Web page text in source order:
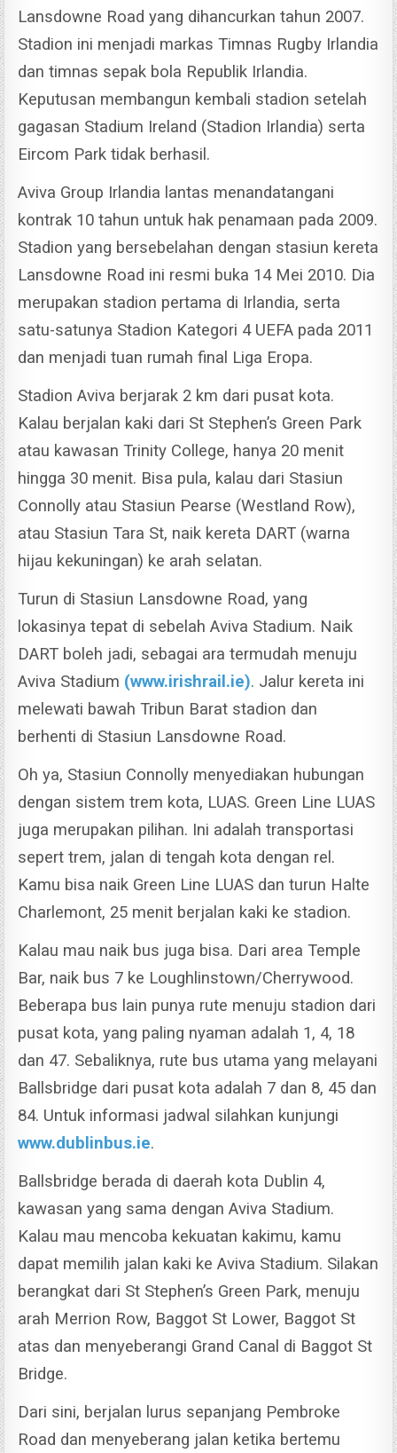
Lansdowne Road yang dihancurkan tahun 2007.
Stadion ini menjadi markas Timnas Rugby Irlandia
dan timnas sepak bola Republik Irlandia.
Keputusan membangun kembali stadion setelah
gagasan Stadium Ireland (Stadion Irlandia) serta
Eircom Park tidak berhasil.
Aviva Group Irlandia lantas menandatangani
kontrak 10 tahun untuk hak penamaan pada 2009.
Stadion yang bersebelahan dengan stasiun kereta
Lansdowne Road ini resmi buka 14 Mei 2010. Dia
merupakan stadion pertama di Irlandia, serta
satu-satunya Stadion Kategori 4 UEFA pada 2011
dan menjadi tuan rumah final Liga Eropa.
Stadion Aviva berjarak 2 km dari pusat kota.
Kalau berjalan kaki dari St Stephen’s Green Park
atau kawasan Trinity College, hanya 20 menit
hingga 30 menit. Bisa pula, kalau dari Stasiun
Connolly atau Stasiun Pearse (Westland Row),
atau Stasiun Tara St, naik kereta DART (warna
hijau kekuningan) ke arah selatan.
Turun di Stasiun Lansdowne Road, yang
lokasinya tepat di sebelah Aviva Stadium. Naik
DART boleh jadi, sebagai ara termudah menuju
Aviva Stadium (www.irishrail.ie). Jalur kereta ini
melewati bawah Tribun Barat stadion dan
berhenti di Stasiun Lansdowne Road.
Oh ya, Stasiun Connolly menyediakan hubungan
dengan sistem trem kota, LUAS. Green Line LUAS
juga merupakan pilihan. Ini adalah transportasi
sepert trem, jalan di tengah kota dengan rel.
Kamu bisa naik Green Line LUAS dan turun Halte
Charlemont, 25 menit berjalan kaki ke stadion.
Kalau mau naik bus juga bisa. Dari area Temple
Bar, naik bus 7 ke Loughlinstown/Cherrywood.
Beberapa bus lain punya rute menuju stadion dari
pusat kota, yang paling nyaman adalah 1, 4, 18
dan 47. Sebaliknya, rute bus utama yang melayani
Ballsbridge dari pusat kota adalah 7 dan 8, 45 dan
84. Untuk informasi jadwal silahkan kunjungi
www.dublinbus.ie.
Ballsbridge berada di daerah kota Dublin 4,
kawasan yang sama dengan Aviva Stadium.
Kalau mau mencoba kekuatan kakimu, kamu
dapat memilih jalan kaki ke Aviva Stadium. Silakan
berangkat dari St Stephen’s Green Park, menuju
arah Merrion Row, Baggot St Lower, Baggot St
atas dan menyeberangi Grand Canal di Baggot St
Bridge.
Dari sini, berjalan lurus sepanjang Pembroke
Road dan menyeberang jalan ketika bertemu